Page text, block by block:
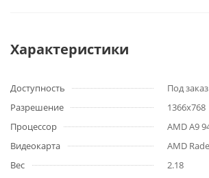
Характеристики
Доступность
Под заказ
Разрешение
1366x768
Процессор
AMD A9
Видеокарта
AMD
Вес
2.18